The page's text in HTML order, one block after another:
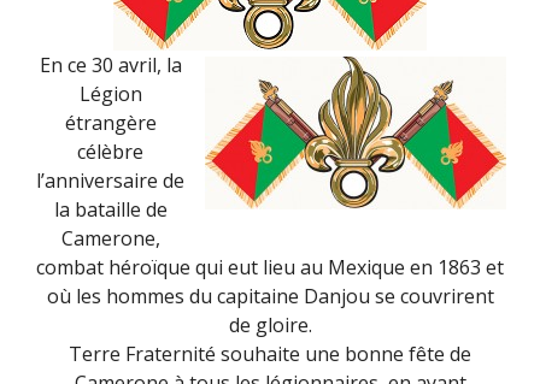
En ce 30 avril, la
Légion
étrangère
célèbre
l’anniversaire de
la bataille de
Camerone,
combat héroïque qui eut lieu au Mexique en 1863 et
où les hommes du capitaine Danjou se couvrirent
de gloire.
Terre Fraternité souhaite une bonne fête de